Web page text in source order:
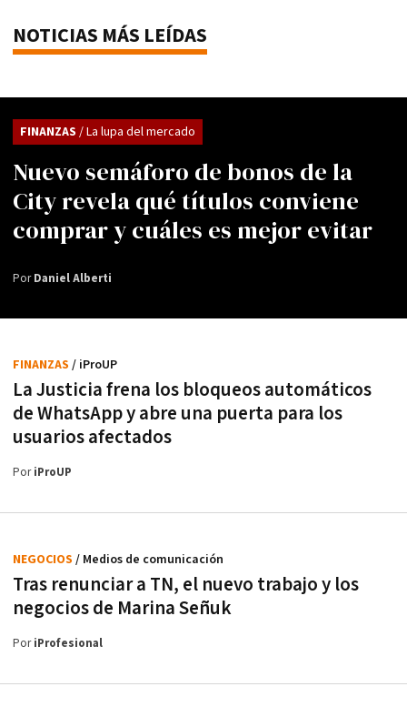
NOTICIAS MÁS LEÍDAS
Nuevo semáforo de bonos de la
City revela qué títulos conviene
comprar y cuáles es mejor evitar
FINANZAS / La lupa del mercado
PorDaniel Alberti
La Justicia frena los bloqueos automáticos
de WhatsApp y abre una puerta para los
usuarios afectados
FINANZAS / iProUP
PoriProUP
Tras renunciar a TN, el nuevo trabajo y los
negocios de Marina Señuk
NEGOCIOS / Medios de comunicación
PoriProfesional